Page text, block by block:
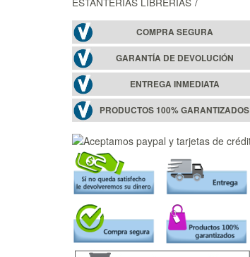
COMPRA SEGURA
GARANTÍA DE DEVOLUCIÓN
ENTREGA INMEDIATA
PRODUCTOS 100% GARANTIZADOS